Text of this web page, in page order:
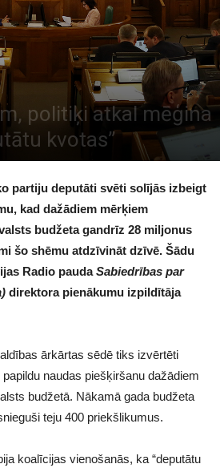
politiķi atkal mēģina
kvotas”
partiju deputāti svēti solījās izbeigt
kad dažādiem mērķiem
budžeta gandrīz 28 miljonus
šo shēmu atdzīvināt dzīvē. Šādu
Radio paudaSabiedrības par
direktora pienākumu izpildītāja
ārkārtas sēdē tiks izvērtēti
naudas piešķiršanu dažādiem
budžetā. Nākamā gada budžeta
teju 400 priekšlikumus.
koalīcijas vienošanās, ka “deputātu